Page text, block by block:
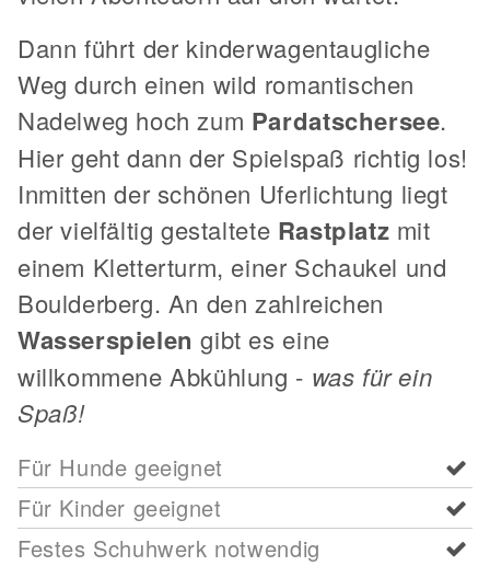
Dann führt der kinderwagentaugliche
Weg durch einen wild romantischen
Nadelweg hoch zum Pardatschersee.
Hier geht dann der Spielspaß richtig los!
Inmitten der schönen Uferlichtung liegt
der vielfältig gestaltete Rastplatz mit
einem Kletterturm, einer Schaukel und
Boulderberg. An den zahlreichen
Wasserspielengibt es eine
willkommene Abkühlung - was für ein
Spaß!
Für Hunde geeignet
Für Kinder geeignet
Festes Schuhwerk notwendig